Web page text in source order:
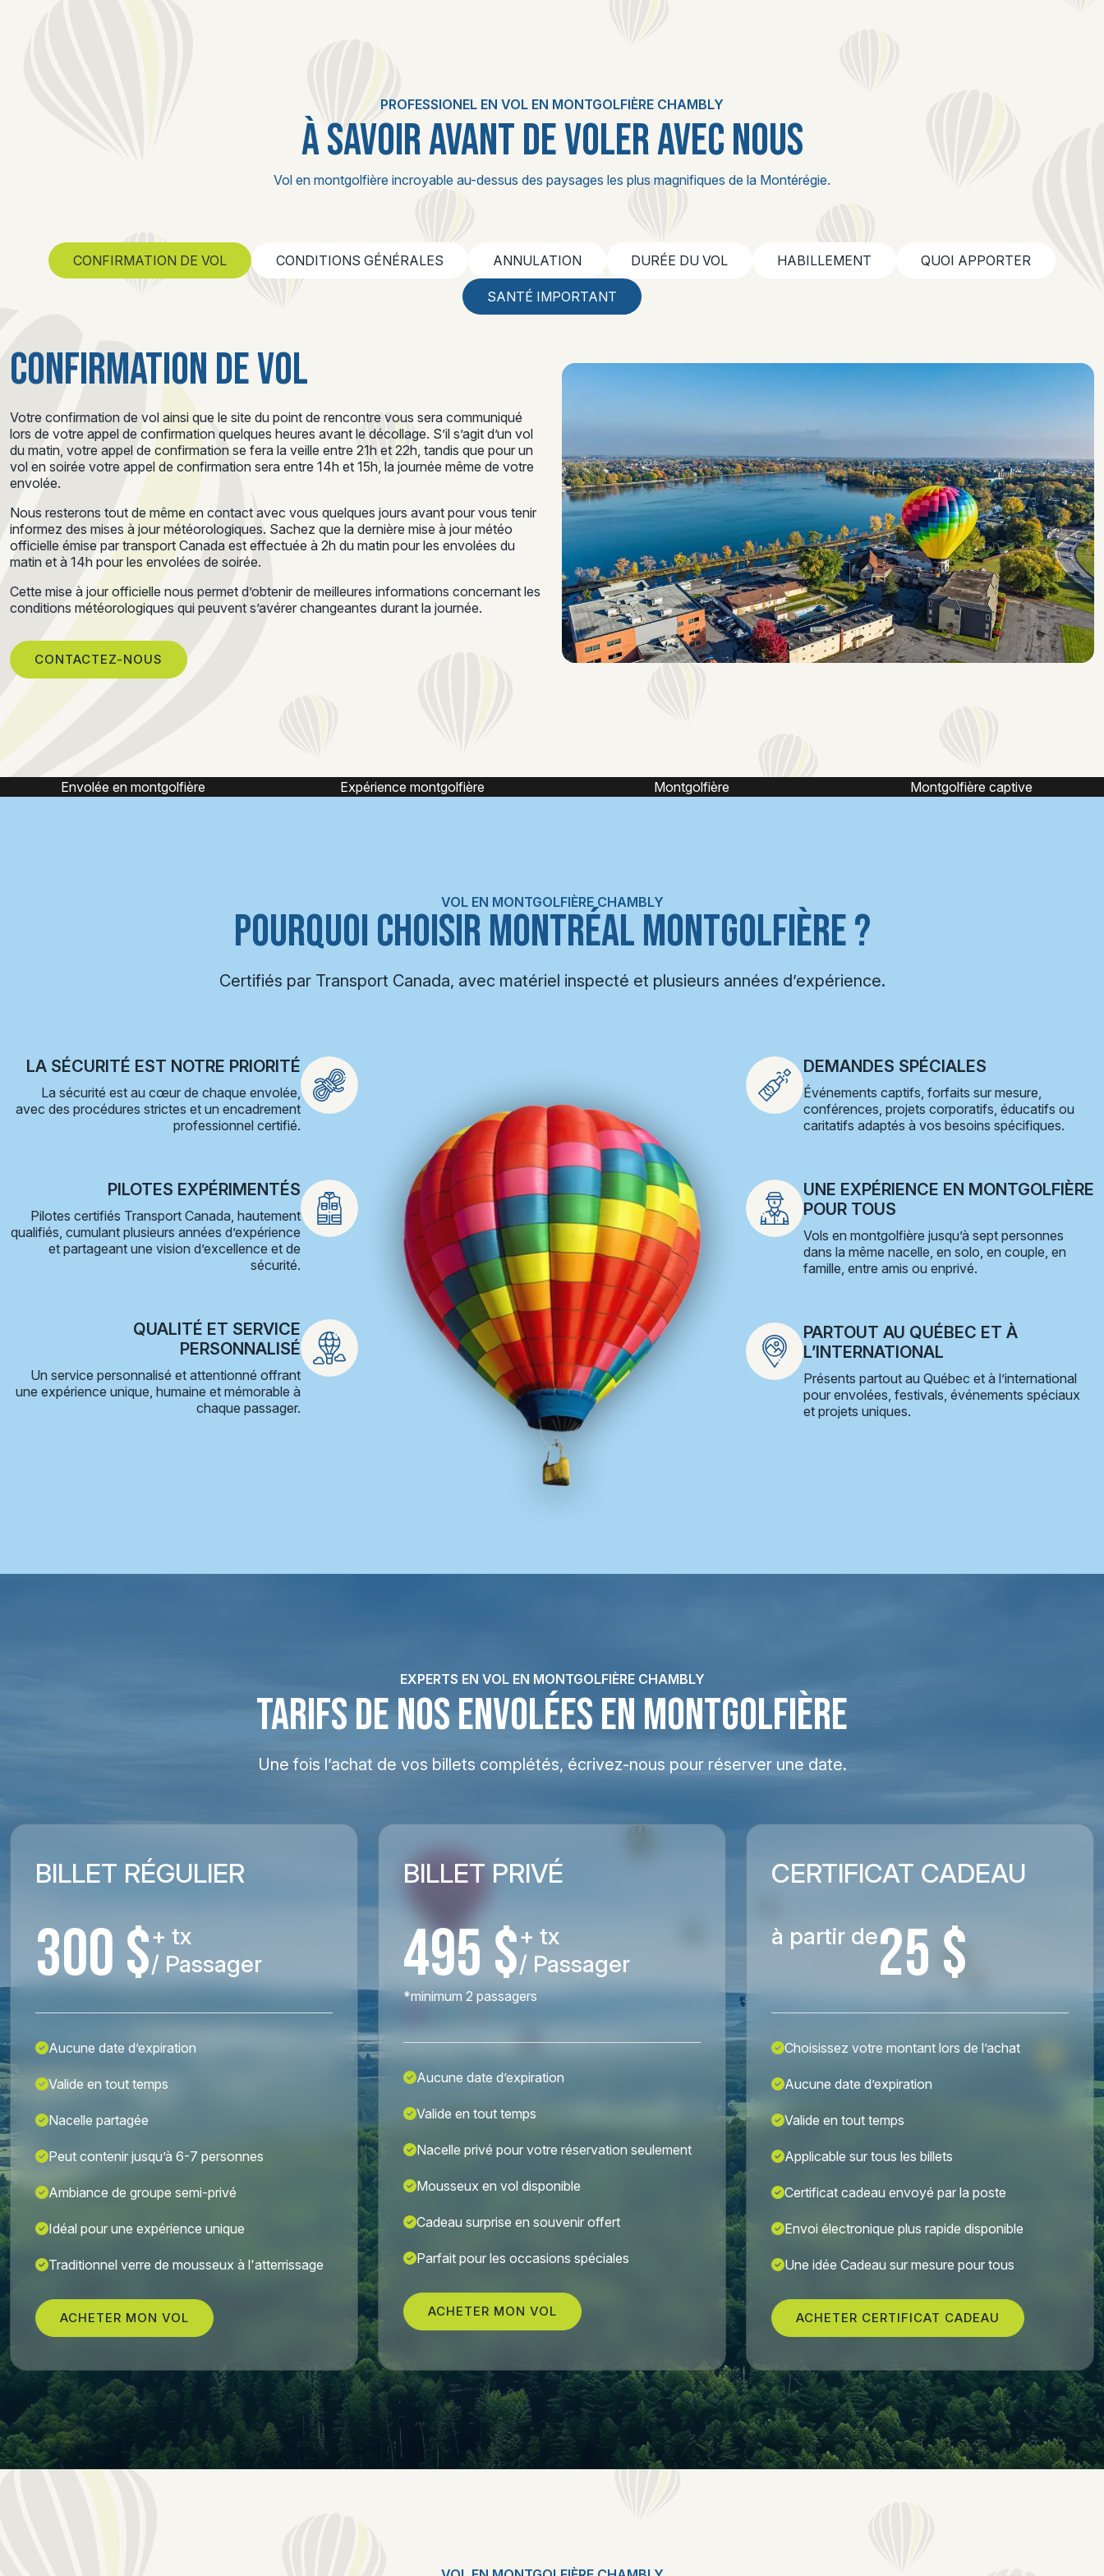
PROFESSIONEL EN VOL EN MONTGOLFIÈRE CHAMBLY
À SAVOIR AVANT DE VOLER AVEC NOUS
Vol en montgolfière incroyable au-dessus des paysages les plus magnifiques de la Montérégie.
CONFIRMATION DE VOL CONDITIONS GÉNÉRALES ANNULATION DURÉE DU VOL HABILLEMENT QUOI APPORTER
SANTÉ IMPORTANT
CONFIRMATION DE VOL
Votre confirmation de vol ainsi que le site du point de rencontre vous sera communiqué
lors de votre appel de confirmation quelques heures avant le décollage. S’il s’agit d’un vol
du matin, votre appel de confirmation se fera la veille entre 21h et 22h, tandis que pour un
vol en soirée votre appel de confirmation sera entre 14h et 15h, la journée même de votre
envolée.
Nous resterons tout de même en contact avec vous quelques jours avant pour vous tenir
informez des mises à jour météorologiques. Sachez que la dernière mise à jour météo
officielle émise par transport Canada est effectuée à 2h du matin pour les envolées du
matin et à 14h pour les envolées de soirée.
Cette mise à jour officielle nous permet d’obtenir de meilleures informations concernant les
conditions météorologiques qui peuvent s’avérer changeantes durant la journée.
CONTACTEZ-NOUS
Expérience montgolfière Montgolfière Montgolfière captive Vol captif montgolfière
VOL EN MONTGOLFIÈRE CHAMBLY
POURQUOI CHOISIR MONTRÉAL MONTGOLFIÈRE ?
Certifiés par Transport Canada, avec matériel inspecté et plusieurs années d’expérience.
LA SÉCURITÉ EST NOTRE PRIORITÉ
La sécurité est au cœur de chaque envolée,
avec des procédures strictes et un encadrement
professionnel certifié.
PILOTES EXPÉRIMENTÉS
Pilotes certifiés Transport Canada, hautement
qualifiés, cumulant plusieurs années d’expérience
et partageant une vision d’excellence et de
sécurité.
QUALITÉ ET SERVICE
PERSONNALISÉ
Un service personnalisé et attentionné offrant
une expérience unique, humaine et mémorable à
chaque passager.
DEMANDES SPÉCIALES
Événements captifs, forfaits sur mesure,
conférences, projets corporatifs, éducatifs ou
caritatifs adaptés à vos besoins spécifiques.
UNE EXPÉRIENCE EN MONTGOLFIÈRE
POUR TOUS
Vols en montgolfière jusqu’à sept personnes
dans la même nacelle, en solo, en couple, en
famille, entre amis ou enprivé.
PARTOUT AU QUÉBEC ET À
L’INTERNATIONAL
Présents partout au Québec et à l’international
pour envolées, festivals, événements spéciaux
et projets uniques.
EXPERTS EN VOL EN MONTGOLFIÈRE CHAMBLY
TARIFS DE NOS ENVOLÉES EN MONTGOLFIÈRE
Une fois l’achat de vos billets complétés, écrivez-nous pour réserver une date.
BILLET RÉGULIER
300 $+ tx
/ Passager
Aucune date d’expiration
Valide en tout temps
Nacelle partagée
Peut contenir jusqu’à 6-7 personnes
Ambiance de groupe semi-privé
Idéal pour une expérience unique
Traditionnel verre de mousseux à l'atterrissage
ACHETER MON VOL
BILLET PRIVÉ
495 $+ tx
/ Passager
*minimum 2 passagers
Aucune date d’expiration
Valide en tout temps
Nacelle privé pour votre réservation seulement
Mousseux en vol disponible
Cadeau surprise en souvenir offert
Parfait pour les occasions spéciales
ACHETER MON VOL
CERTIFICAT CADEAU
à partir de25 $
Choisissez votre montant lors de l’achat
Aucune date d’expiration
Valide en tout temps
Applicable sur tous les billets
Certificat cadeau envoyé par la poste
Envoi électronique plus rapide disponible
Une idée Cadeau sur mesure pour tous
ACHETER CERTIFICAT CADEAU